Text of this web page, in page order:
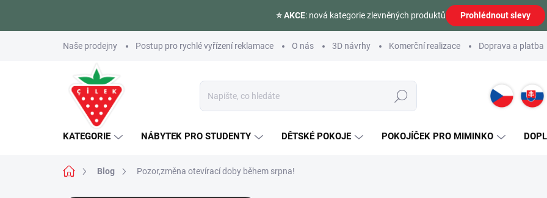
⭐ AKCE: nová kategorie zlevněných produktů Prohlédnout slevy
Naše prodejny Postup pro rychlé vyřízení reklamace O nás 3D návrhy Komerční realizace Doprava a platba
Hledat
KATEGORIE NÁBYTEK PRO STUDENTY DĚTSKÉ POKOJE POKOJÍČEK PRO MIMINKO
Domů Blog Pozor,změna otevírací doby během srpna!